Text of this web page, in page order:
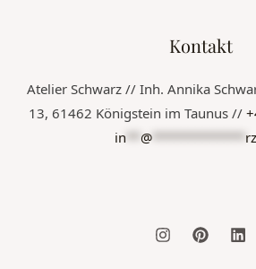
Kontakt
Atelier Schwarz // Inh. Annika
13, 61462 Königstein im Taunus //
in ** @*************